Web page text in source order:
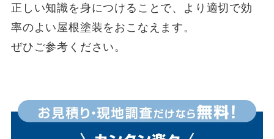
正しい知識を身につけることで、より適切で効
率のよい屋根塗装をおこなえます。
ぜひご参考ください。